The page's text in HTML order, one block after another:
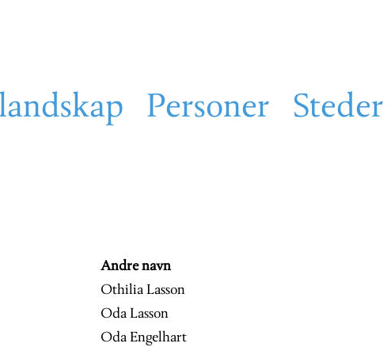
Personer Steder
Andre navn
Othilia Lasson
Oda Lasson
Oda Engelhart